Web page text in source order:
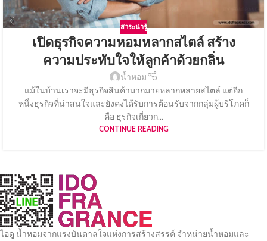
สาระน่ารู้
เปิดธุรกิจความหอมหลากสไตล์ สร้าง
ความประทับใจให้ลูกค้าด้วยกลิ่น
น้ำหอม
แม้ในบ้านเราจะมีธุรกิจสินค้ามากมายหลากหลายสไตล์ แต่อีก
หนึ่งธุรกิจที่น่าสนใจและยังคงได้รับการต้อนรับจากกลุ่มผู้บริโภคก็
คือ ธุรกิจเกี่ยวก...
CONTINUE READING
ไอดู น้ำหอมจากแรงบันดาลใจแห่งการสร้างสรรค์ จำหน่ายน้ำหอมและ